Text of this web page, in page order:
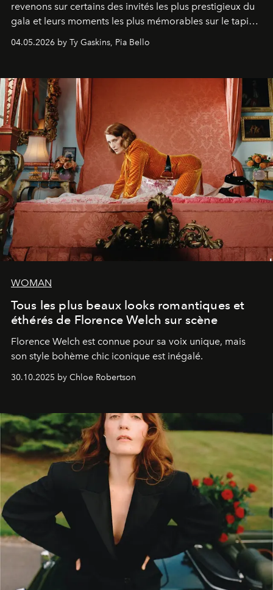
revenons sur certains des invités les plus prestigieux du
gala et leurs moments les plus mémorables sur le tapis
04.05.2026 by Ty Gaskins, Pia Bello
WOMAN
Tous les plus beaux looks romantiques et
éthérés de Florence Welch sur scène
Florence Welch est connue pour sa voix unique, mais
son style bohème chic iconique est inégalé.
30.10.2025 by Chloe Robertson